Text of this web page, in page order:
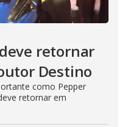
retornar
Destino
como Pepper
retornar em